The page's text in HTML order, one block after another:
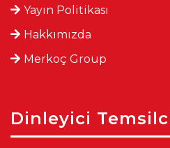
Yayın Politikası
Hakkımızda
Merkoç Group
Dinleyici